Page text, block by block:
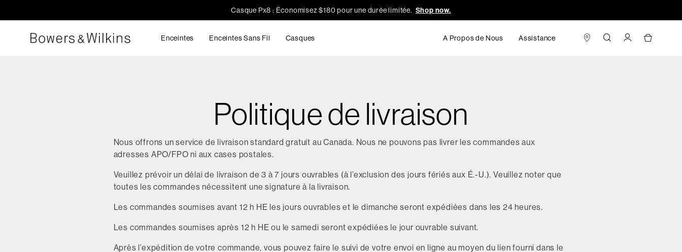
Casque Px8 : Économisez $180 pour une durée limitée. Shop now.
Enceintes Enceintes Sans Fil Casques A Propos de Nous Assistance
Politique de livraison
Nous offrons un service de livraison standard gratuit au Canada. Nous ne pouvons pas livrer les commandes aux
adresses APO/FPO ni aux cases postales.
Veuillez prévoir un délai de livraison de 3 à 7 jours ouvrables (à l’exclusion des jours fériés aux É.-U.). Veuillez noter que
toutes les commandes nécessitent une signature à la livraison.
Les commandes soumises avant 12 h HE les jours ouvrables et le dimanche seront expédiées dans les 24 heures.
Les commandes soumises après 12 h HE ou le samedi seront expédiées le jour ouvrable suivant.
Après l’expédition de votre commande, vous pouvez faire le suivi de votre envoi en ligne au moyen du lien fourni dans le